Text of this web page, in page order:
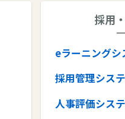
採用
eラーニングシ
採用管理シス
人事評価シス